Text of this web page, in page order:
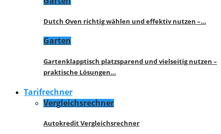
Dutch Oven richtig wählen und effektiv nutzen –…
Garten
Gartenklapptisch platzsparend und vielseitig nutzen –
praktische Lösungen…
Tarifrechner
Vergleichsrechner
Autokredit Vergleichsrechner